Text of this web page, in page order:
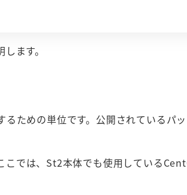
ます。
ための単位です。公開されているパ
では、St2本体でも使用している